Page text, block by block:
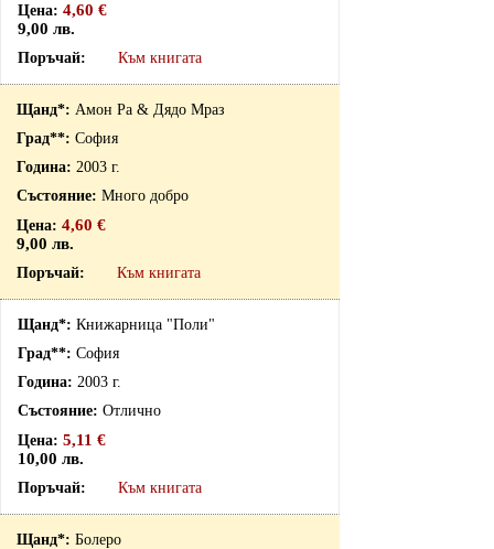
4,60 €
9,00 лв.
Към книгата
Амон Ра & Дядо Мраз
София
2003 г.
Много добро
4,60 €
9,00 лв.
Към книгата
Книжарница "Поли"
София
2003 г.
Отлично
5,11 €
10,00 лв.
Към книгата
Болеро